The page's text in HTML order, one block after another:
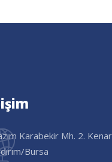
Karabekir Mh. 2.
Bursa